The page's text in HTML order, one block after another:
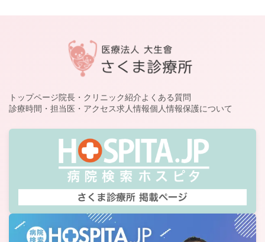
トップページ院長・クリニック紹介よくある質問
診療時間・担当医・アクセス求人情報個人情報保護について